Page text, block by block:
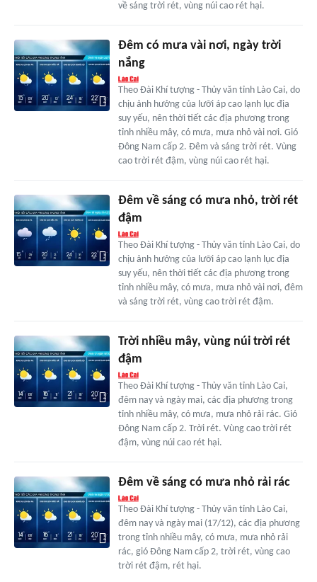
về sáng trời rét, vùng núi cao rét hại.
Đêm có mưa vài nơi, ngày trời
nắng
Theo Đài Khí tượng - Thủy văn tỉnh Lào Cai, do
chịu ảnh hưởng của lưỡi áp cao lạnh lục địa
suy yếu, nên thời tiết các địa phương trong
tỉnh nhiều mây, có mưa, mưa nhỏ vài nơi. Gió
Đông Nam cấp 2. Đêm và sáng trời rét. Vùng
cao trời rét đậm, vùng núi cao rét hại.
Đêm về sáng có mưa nhỏ, trời rét
đậm
Theo Đài Khí tượng - Thủy văn tỉnh Lào Cai, do
chịu ảnh hưởng của lưỡi áp cao lạnh lục địa
suy yếu, nên thời tiết các địa phương trong
tỉnh nhiều mây, có mưa, mưa nhỏ vài nơi, đêm
và sáng trời rét, vùng cao trời rét đậm.
Trời nhiều mây, vùng núi trời rét
đậm
Theo Đài Khí tượng - Thủy văn tỉnh Lào Cai,
đêm nay và ngày mai, các địa phương trong
tỉnh nhiều mây, có mưa, mưa nhỏ rải rác. Gió
Đông Nam cấp 2. Trời rét. Vùng cao trời rét
đậm, vùng núi cao rét hại.
Đêm về sáng có mưa nhỏ rải rác
Theo Đài Khí tượng - Thủy văn tỉnh Lào Cai,
đêm nay và ngày mai (17/12), các địa phương
trong tỉnh nhiều mây, có mưa, mưa nhỏ rải
rác, gió Đông Nam cấp 2, trời rét, vùng cao
trời rét đậm, rét hại.